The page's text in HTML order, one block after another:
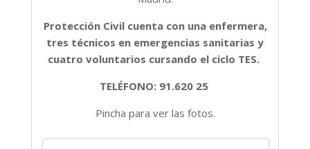
Protección Civil cuenta con una enfermera,
tres técnicos en emergencias sanitarias y
cuatro voluntarios cursando el ciclo TES.
TELÉFONO: 91.620 25
Pincha para ver las fotos.